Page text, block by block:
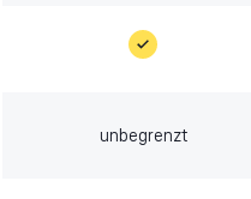
unbegrenzt